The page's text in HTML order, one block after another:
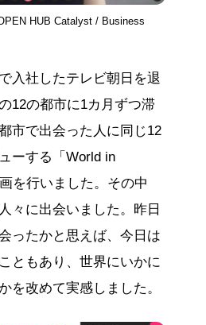
HUB Catalyst / Business
入社したテレビ朝日を退
12の都市に1カ月ずつ滞
市で出会った人に同じ12
ーする「World in
を行いました。その中
々に出会いました。昨日
ったかと思えば、今日は
ともあり、世界にいかに
を改めて実感しました。